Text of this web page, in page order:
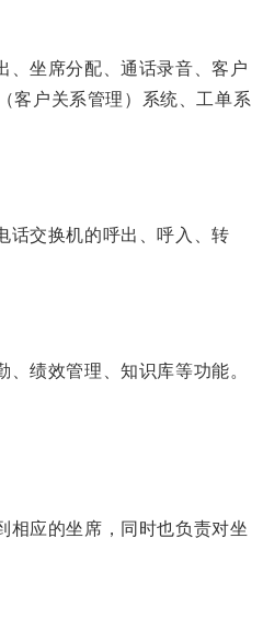
、坐席分配、通话录音、客户
客户关系管理）系统、工单系
话交换机的呼出、呼入、转
绩效管理、知识库等功能。
相应的坐席，同时也负责对坐